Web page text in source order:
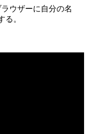
ウザーに自分の名
る。